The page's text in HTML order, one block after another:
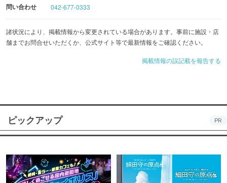
問い合わせ 042-677-0333
諸状況により、掲載情報から変更されている場合があります。事前に施設・店
舗までお問合せいただくか、公式サイト等で最新情報をご確認ください。
掲載情報の誤記載を報告する
ピックアップ PR